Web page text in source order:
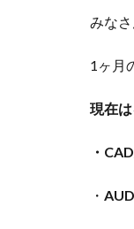
みな
1ヶ月
現在
・
・